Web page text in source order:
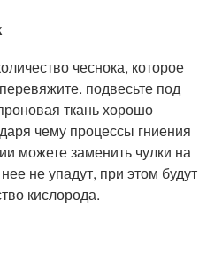
чеснока, которое
подвесьте под
ткань хорошо
чему процессы гниения
можете заменить чулки на
не упадут, при этом будут
кислорода.